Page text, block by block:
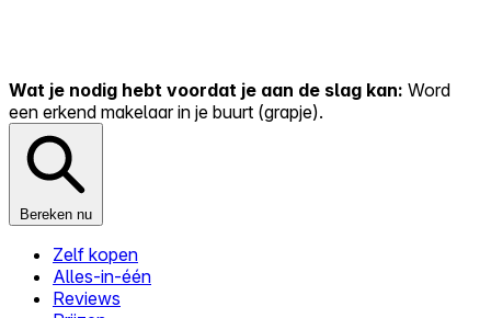
Wat je nodig hebt voordat je aan de slag kan: Word
een erkend makelaar in je buurt (grapje).
Bereken nu
Zelf kopen
Alles-in-één
Reviews